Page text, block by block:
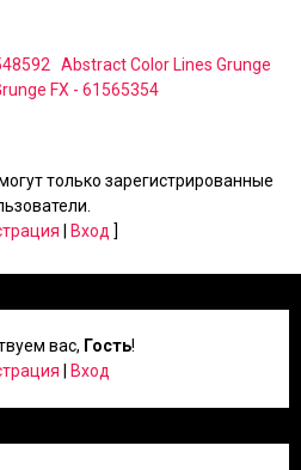
Abstract Color Lines Grunge
FX - 61565354
только зарегистрированные
Вход ]
вас, Гость!
Вход